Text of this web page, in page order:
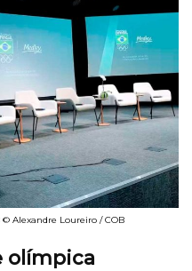
Alexandre Loureiro / COB
olímpica